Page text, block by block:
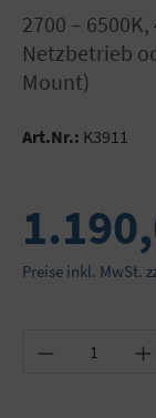
2700 – 6500K, 43.480 Lux, dimmbar, CRI = 96,
Netzbetrieb
Mount)
Art.Nr.: K3911
Preise inkl. MwSt.
Produkt